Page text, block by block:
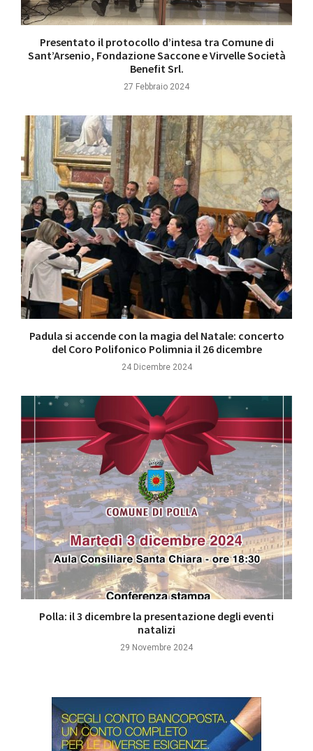
Presentato il protocollo d’intesa tra Comune di
Sant’Arsenio, Fondazione Saccone e Virvelle Società
Benefit Srl.
27 Febbraio 2024
Padula si accende con la magia del Natale: concerto
del Coro Polifonico Polimnia il 26 dicembre
24 Dicembre 2024
Polla: il 3 dicembre la presentazione degli eventi
natalizi
29 Novembre 2024